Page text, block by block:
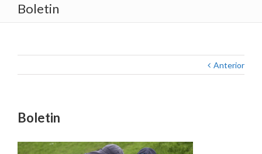
Boletin
Anterior
Boletin